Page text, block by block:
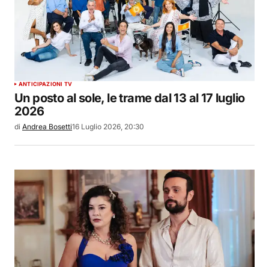
ANTICIPAZIONI TV
Un posto al sole, le trame dal 13 al 17 luglio
2026
di Andrea Bosetti16 Luglio 2026, 20:30